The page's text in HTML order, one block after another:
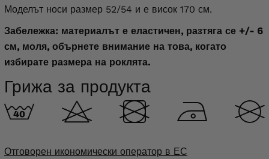
Моделът носи размер 52/54 и е висок 170 см.
Забележка: материалът е еластичен, разтяга се +/- 6
см, моля, обърнете внимание на това, когато
избирате размера на роклята.
Грижа за продукта
Отговорен икономически оператор в ЕС